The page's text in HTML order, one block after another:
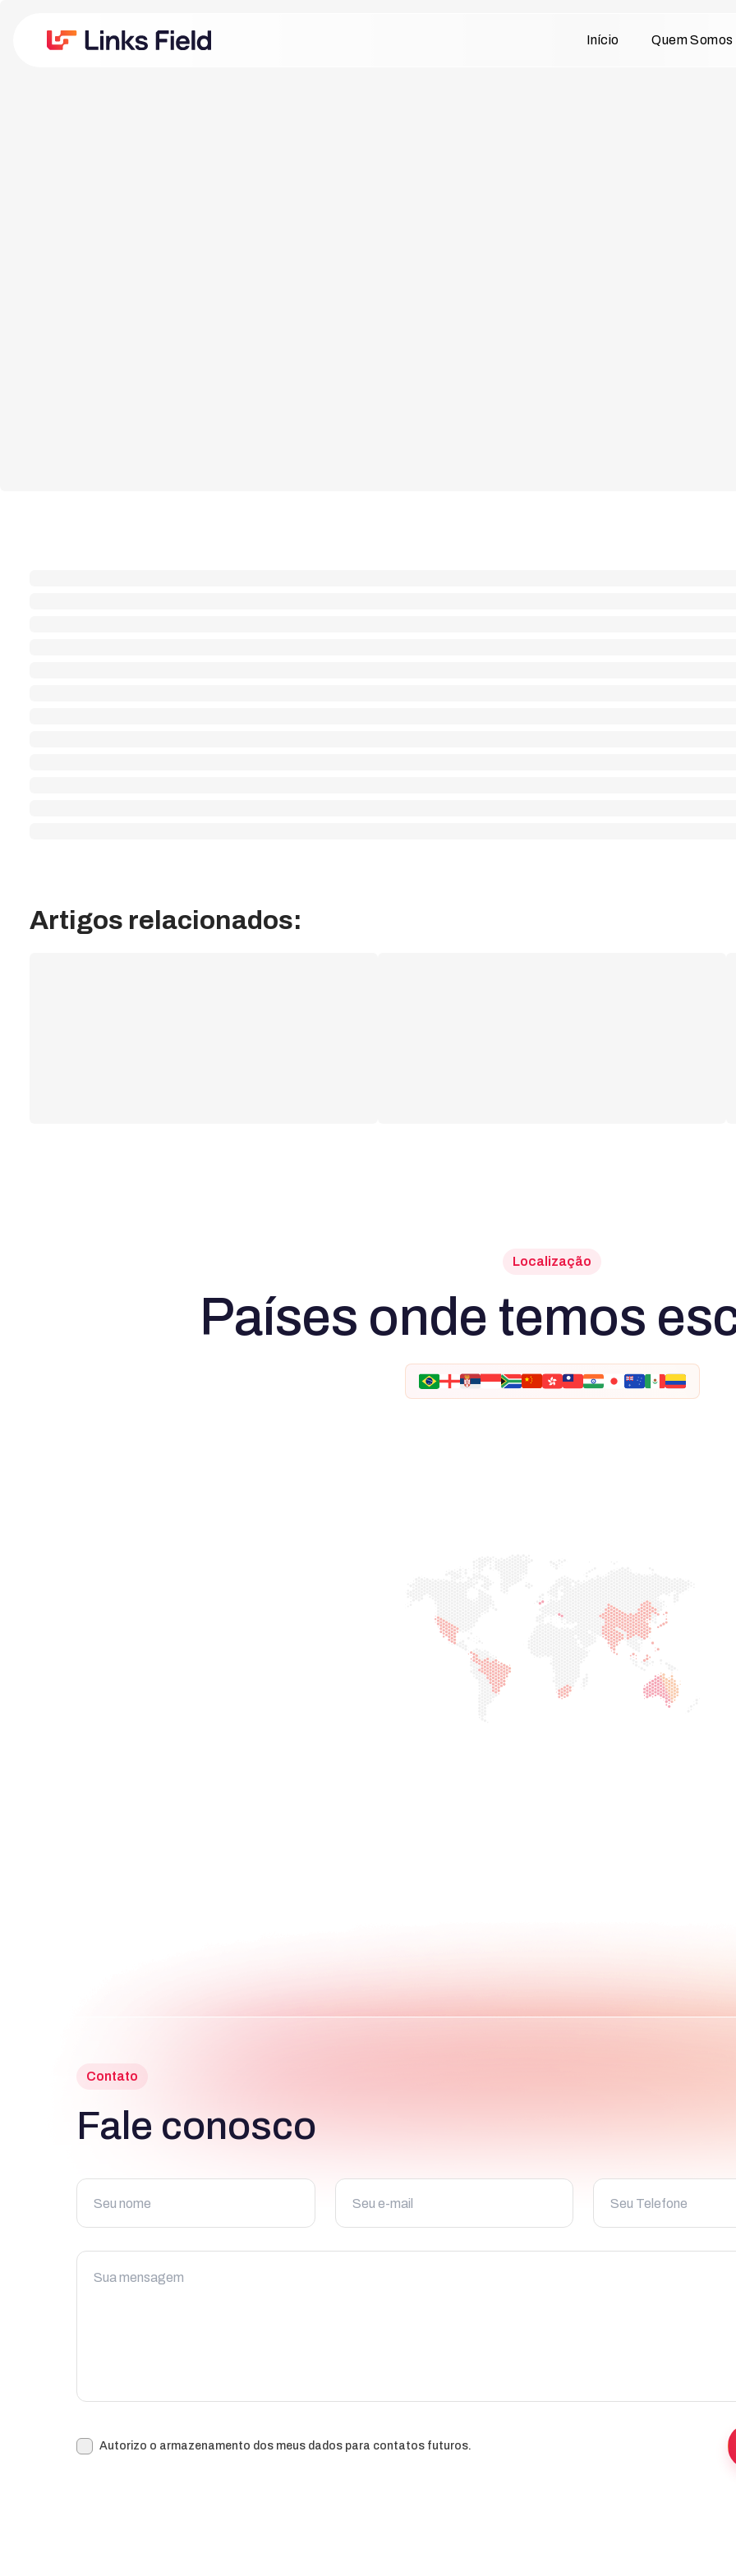
Início Quem Somos
Artigos relacionados:
Localização
Países onde temos
Contato
Fale conosco
Autorizo o armazenamento dos meus dados para contatos futuros.